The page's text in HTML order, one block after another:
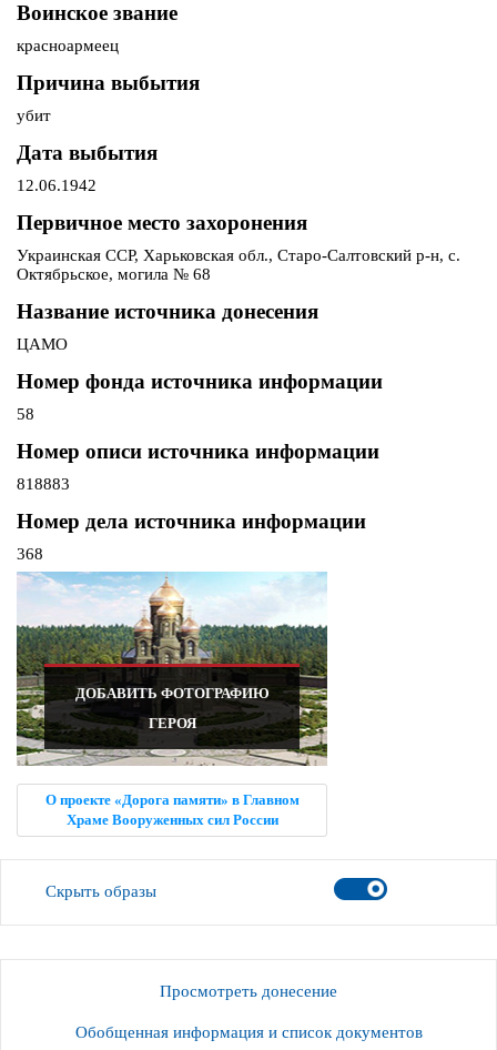
Воинское звание
красноармеец
Причина выбытия
убит
Дата выбытия
12.06.1942
Первичное место захоронения
Украинская ССР, Харьковская обл., Старо-Салтовский р-н, с.
Октябрьское, могила № 68
Название источника донесения
ЦАМО
Номер фонда источника информации
58
Номер описи источника информации
818883
Номер дела источника информации
368
ДОБАВИТЬ ФОТОГРАФИЮ
ГЕРОЯ
О проекте «Дорога памяти» в Главном
Храме Вооруженных сил России
Скрыть образы
Просмотреть донесение
Обобщенная информация и список документов